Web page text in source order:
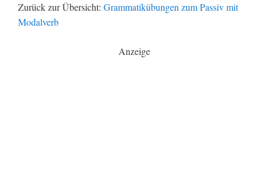
Zurück zur Übersicht: Grammatikübungen zum Passiv mit
Modalverb
Anzeige